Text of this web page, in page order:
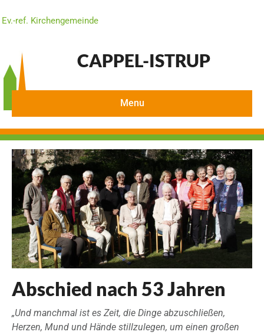
Ev.-ref. Kirchengemeinde
CAPPEL-ISTRUP
Menu
Abschied nach 53 Jahren
„Und manchmal ist es Zeit, die Dinge abzuschließen,
Herzen, Mund und Hände stillzulegen, um einen großen